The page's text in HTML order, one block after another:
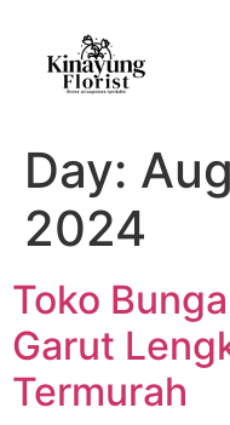
Day:
2024
Toko
Garut
Termurah